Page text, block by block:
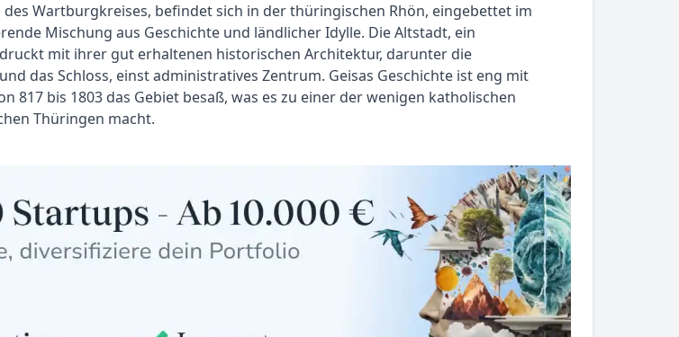
des Wartburgkreises, befindet sich in der thüringischen Rhön, eingebettet im
Mischung aus Geschichte und ländlicher Idylle. Die Altstadt, ein
mit ihrer gut erhaltenen historischen Architektur, darunter die
das Schloss, einst administratives Zentrum. Geisas Geschichte ist eng mit
817 bis 1803 das Gebiet besaß, was es zu einer der wenigen katholischen
Thüringen macht.